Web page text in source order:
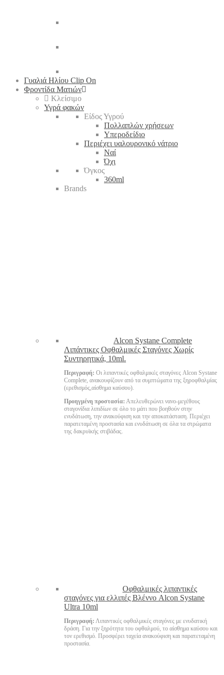
Γυαλιά Ηλίου Clip On
Φροντίδα Ματιών
Κλείσιμο
Υγρά φακών
Είδος Υγρού
Πολλαπλών χρήσεων
Υπεροδείδιο
Περιέχει υαλουρονικό νάτριο
Ναί
Όχι
Όγκος
360ml
Brands
Alcon Systane Complete
Λιπάντικες Οφθαλμικές Σταγόνες Χωρίς
Συντηρητικά, 10ml.
Περιγραφή: Οι λιπαντικές οφθαλμικές σταγόνες Alcon Systane
Complete, ανακουφίζουν από τα συμπτώματα της ξηροφθαλμίας
(ερεθισμός,αίσθημα καύσου).
Προηγμένη προστασία: Απελευθερώνει νανο-μεγέθους
σταγονίδια λιπιδίων σε όλο το μάτι που βοηθούν στην
ενυδάτωση, την ανακούφιση και την αποκατάσταση. Περιέχει
παρατεταμένη προστασία και ενυδάτωση σε όλα τα στρώματα
της δακρυϊκής στιβάδας.
Oφθαλμικές λιπαντικές
σταγόνες για ελλιπές Βλέννο Alcon Systane
Ultra 10ml
Περιγραφή: Λιπαντικές οφθαλμικές σταγόνες με ενυδατική
δράση. Για την ξηρότητα του οφθαλμού, το αίσθημα καύσου και
τον ερεθισμό. Προσφέρει ταχεία ανακούφιση και παρατεταμένη
προστασία.